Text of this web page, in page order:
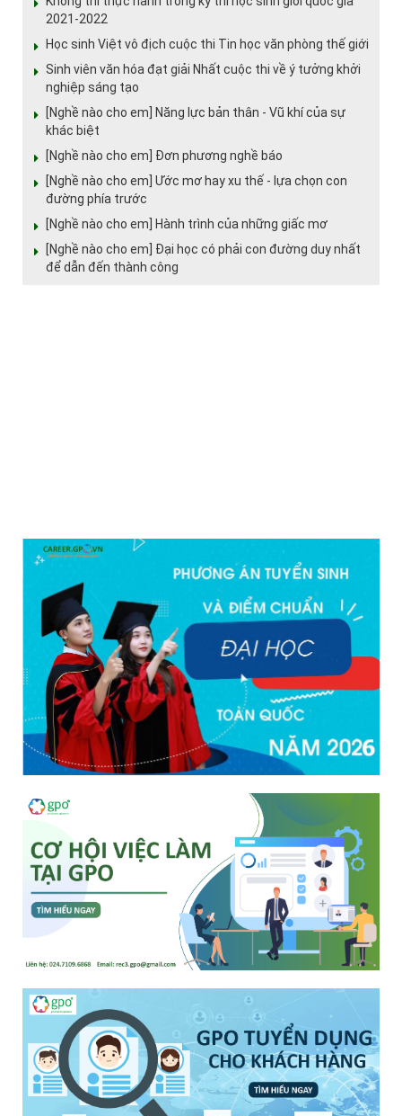
2021-2022
Học sinh Việt vô địch cuộc thi Tin học văn phòng thế giới
Sinh viên văn hóa đạt giải Nhất cuộc thi về ý tưởng khởi
nghiệp sáng tạo
[Nghề nào cho em] Năng lực bản thân - Vũ khí của sự
khác biệt
[Nghề nào cho em] Đơn phương nghề báo
[Nghề nào cho em] Ước mơ hay xu thế - lựa chọn con
đường phía trước
[Nghề nào cho em] Hành trình của những giấc mơ
[Nghề nào cho em] Đại học có phải con đường duy nhất
để dẫn đến thành công